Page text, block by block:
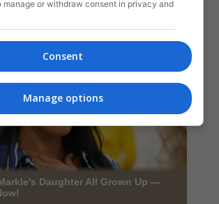
manage or withdraw consent in privacy and
Consent
Manage options